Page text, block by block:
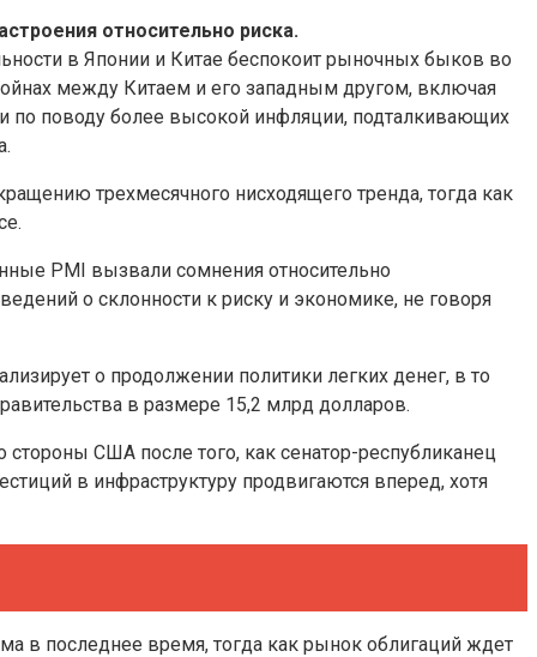
относительно риска.
в Японии и Китае беспокоит рыночных быков во
между Китаем и его западным другом, включая
поводу более высокой инфляции, подталкивающих
трехмесячного нисходящего тренда, тогда как
PMI вызвали сомнения относительно
о склонности к риску и экономике, не говоря
о продолжении политики легких денег, в то
в размере 15,2 млрд долларов.
США после того, как сенатор-республиканец
в инфраструктуру продвигаются вперед, хотя
в последнее время, тогда как рынок облигаций ждет